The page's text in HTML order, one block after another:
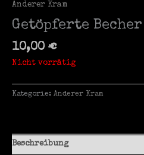
Anderer Kram
Getöpferte Becher
10,00 €
Nicht vorrätig
Kategorie: Anderer Kram
Beschreibung